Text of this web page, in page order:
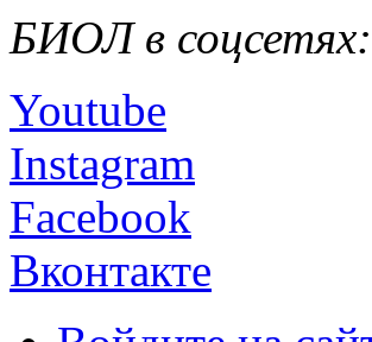
БИОЛ в соцсетях:
Youtube
Instagram
Facebook
Вконтакте